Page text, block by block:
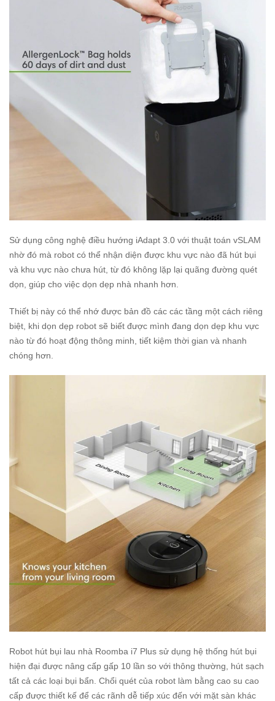
Sử dụng công nghệ điều hướng iAdapt 3.0 với thuật toán vSLAM
nhờ đó mà robot có thể nhận diện được khu vực nào đã hút bụi
và khu vực nào chưa hút, từ đó không lặp lại quãng đường quét
dọn, giúp cho việc dọn dẹp nhà nhanh hơn.
Thiết bị này có thể nhớ được bản đồ các các tầng một cách riêng
biệt, khi dọn dẹp robot sẽ biết được mình đang dọn dẹp khu vực
nào từ đó hoạt động thông minh, tiết kiệm thời gian và nhanh
chóng hơn.
Robot hút bụi lau nhà Roomba i7 Plus sử dụng hệ thống hút bụi
hiện đại được nâng cấp gấp 10 lần so với thông thường, hút sạch
tất cả các loại bụi bẩn. Chổi quét của robot làm bằng cao su cao
cấp được thiết kế để các rãnh dễ tiếp xúc đến với mặt sàn khác